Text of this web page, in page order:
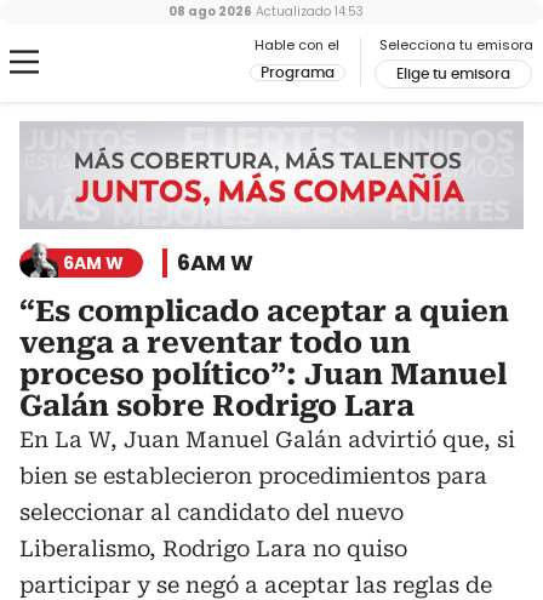
Hable con el
Programa
Selecciona tu emisora
Elige tu emisora
08 ago 2026 Actualizado 14:53
6AM W 6AM W
“Es complicado aceptar a quien
venga a reventar todo un
proceso político”: Juan Manuel
Galán sobre Rodrigo Lara
En La W, Juan Manuel Galán advirtió que, si
bien se establecieron procedimientos para
seleccionar al candidato del nuevo
Liberalismo, Rodrigo Lara no quiso
participar y se negó a aceptar las reglas de